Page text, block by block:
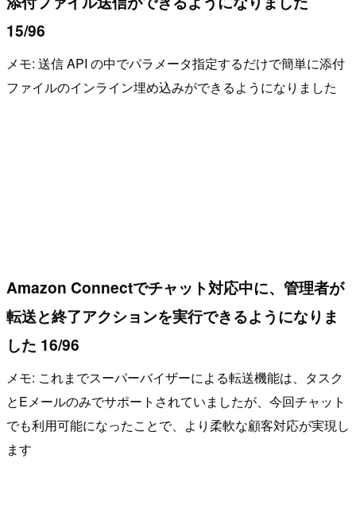
15/96
メモ: 送信 API の中でパラメータ指定するだけで簡単に添付
ファイルのインライン埋め込みができるようになりました
Amazon Connectでチャット対応中に、管理者が
転送と終了アクションを実行できるようになりま
した 16/96
メモ: これまでスーパーバイザーによる転送機能は、タスク
とEメールのみでサポートされていましたが、今回チャット
でも利用可能になったことで、より柔軟な顧客対応が実現し
ます